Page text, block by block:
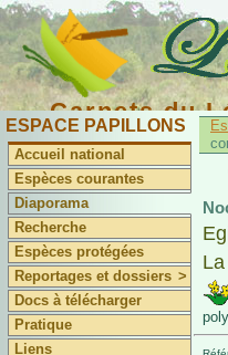
Carnets du
ESPACE PAPILLONS
Accueil national
Espèces courantes
Diaporama
Recherche
Espèces protégées
Reportages et dossiers >
Docs à télécharger
Pratique
Liens